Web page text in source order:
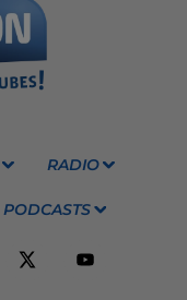
RADIO
PODCASTS